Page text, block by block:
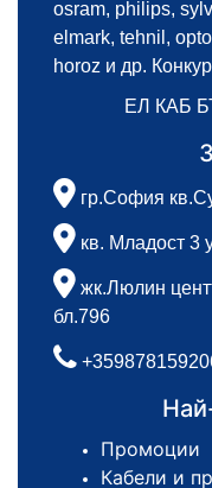
osram, philips,
elmark, tehnil,
horoz и др.
ЕЛ КАБ
гр.София
кв. Младост 3
жк.Люлин
бл.796
Промоции
Кабели и